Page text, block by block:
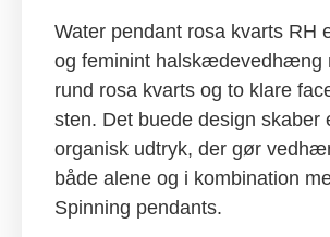
Water pendant rosa kvarts RH
og feminint halskædevedhæng
rund rosa kvarts og to klare
sten. Det buede design skaber
organisk udtryk, der gør
både alene og i kombination
Spinning pendants.